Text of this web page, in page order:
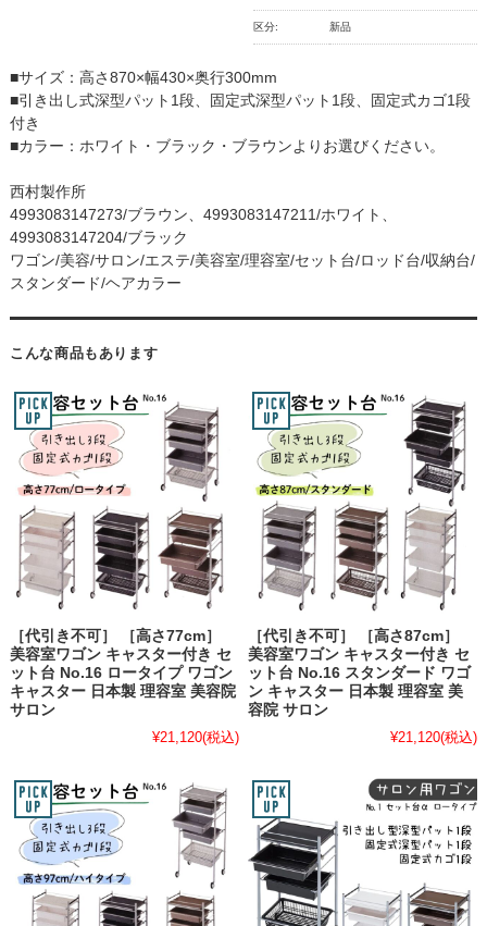
区分: 新品
■サイズ：高さ870×幅430×奥行300mm
■引き出し式深型パット1段、固定式深型パット1段、固定式カゴ1段
付き
■カラー：ホワイト・ブラック・ブラウンよりお選びください。
西村製作所
4993083147273/ブラウン、4993083147211/ホワイト、
4993083147204/ブラック
ワゴン/美容/サロン/エステ/美容室/理容室/セット台/ロッド台/収納台/
スタンダード/ヘアカラー
こんな商品もあります
［代引き不可］ ［高さ77cm］
美容室ワゴン キャスター付き セ
ット台 No.16 ロータイプ ワゴン
キャスター 日本製 理容室 美容院
サロン
¥21,120(税込)
［代引き不可］ ［高さ87cm］
美容室ワゴン キャスター付き セ
ット台 No.16 スタンダード ワゴ
ン キャスター 日本製 理容室 美
容院 サロン
¥21,120(税込)